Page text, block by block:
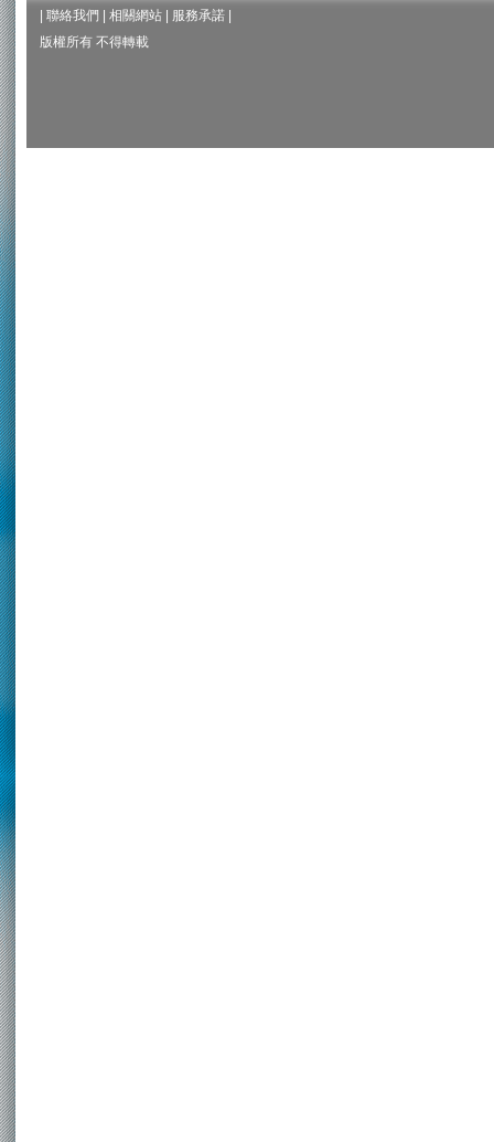
聯絡我們 相關網站 服務承諾
版權所有 不得轉載